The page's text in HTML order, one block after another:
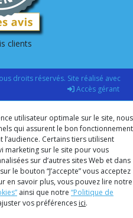
clients
droits réservés. Site réalisé avec
Accès gérant
utilisateur optimale sur le site, nous
qui assurent le bon fonctionnement
Certains tiers utilisent
marketing sur le site pour vous
sur d’autres sites Web et dans
le bouton “J’accepte” vous acceptez
en savoir plus, vous pouvez lire notre
ainsi que notre “Politique de
vos préférences ici.